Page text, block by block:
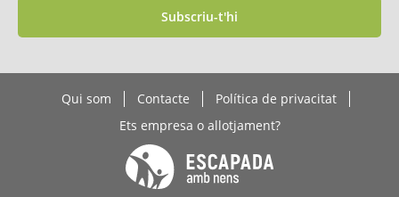
Subscriu-t'hi
Qui som Contacte
Política de privacitat
Ets empresa o allotjament?